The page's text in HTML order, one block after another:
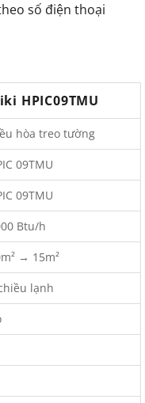
số điện thoại
HPIC09TMU
hòa treo tường
09TMU
09TMU
Btu/h
→ 15m²
lạnh